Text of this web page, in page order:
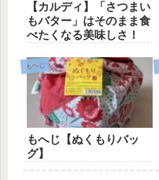
【カルディ】「さつまい
もバター」はそのまま食
べたくなる美味しさ！
もへじ
もへじ【ぬくもりバッ
グ】